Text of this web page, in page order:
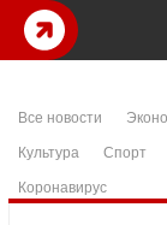
Все новости
Культура
Спорт
Коронавирус